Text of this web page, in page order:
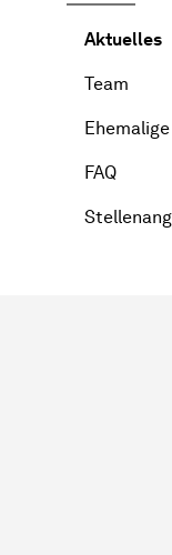
Aktuelles
Team
Ehemalige
FAQ